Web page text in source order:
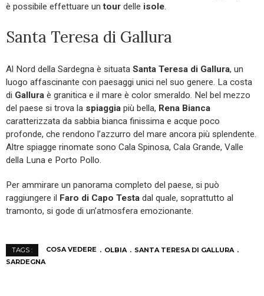
è possibile effettuare untour delle isole.
Santa Teresa di Gallura
Al Nord della Sardegna è situata Santa Teresa di Gallura, un
luogo affascinante con paesaggi unici nel suo genere. La costa
di Gallura è granitica e il mare è color smeraldo. Nel bel mezzo
del paese si trova la spiaggia più bella, Rena Bianca
caratterizzata da sabbia bianca finissima e acque poco
profonde, che rendono l’azzurro del mare ancora più splendente.
Altre spiagge rinomate sono Cala Spinosa, Cala Grande, Valle
della Luna e Porto Pollo.
Per ammirare un panorama completo del paese, si può
raggiungere il
Faro di Capo Testa dal quale, soprattutto al
tramonto, si gode di un’atmosfera emozionante.
TAGS : COSA VEDERE OLBIA
SANTA TERESA DI GALLURA
SARDEGNA